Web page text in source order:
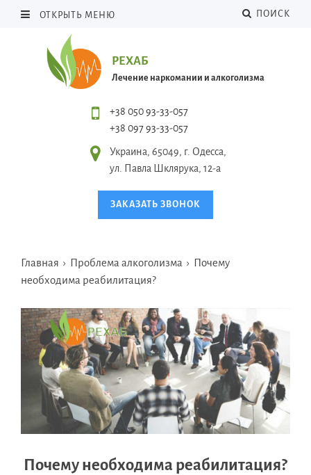
ОТКРЫТЬ МЕНЮ ПОИСК
РЕХАБ
Лечение наркомании и алкоголизма
+38 050 93-33-057
+38 097 93-33-057
Украина, 65049, г. Одесса,
ул. Павла Шклярука, 12-а
ЗАКАЗАТЬ ЗВОНОК
Главная › Проблема алкоголизма › Почему
необходима реабилитация?
Почему необходима реабилитация?